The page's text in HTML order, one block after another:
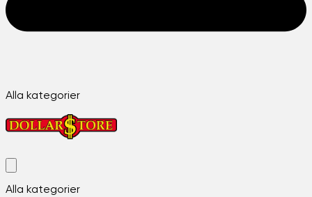
Alla kategorier
Alla kategorier